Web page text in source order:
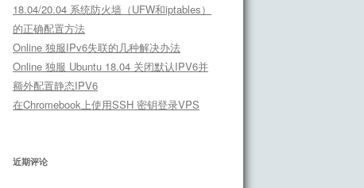
18.04/20.04 系统防火墙（UFW和iptables）
的正确配置方法
Online 独服IPv6失联的几种解决办法
Online 独服 Ubuntu 18.04 关闭默认IPV6并
额外配置静态IPV6
在Chromebook上使用SSH 密钥登录VPS
近期评论